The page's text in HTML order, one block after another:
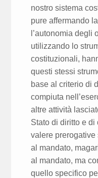
nostro sistema
pure affermando
l’autonomia degli
utilizzando lo
costituzionali,
questi stessi
base al criterio di
compiuta
altre attività
Stato di diritto e
valere
al mandato,
al mandato, ma
quello specifico